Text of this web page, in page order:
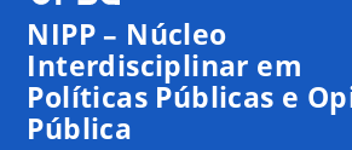
NIPP – Núcleo
Interdisciplinar em
Políticas Públicas e
Pública